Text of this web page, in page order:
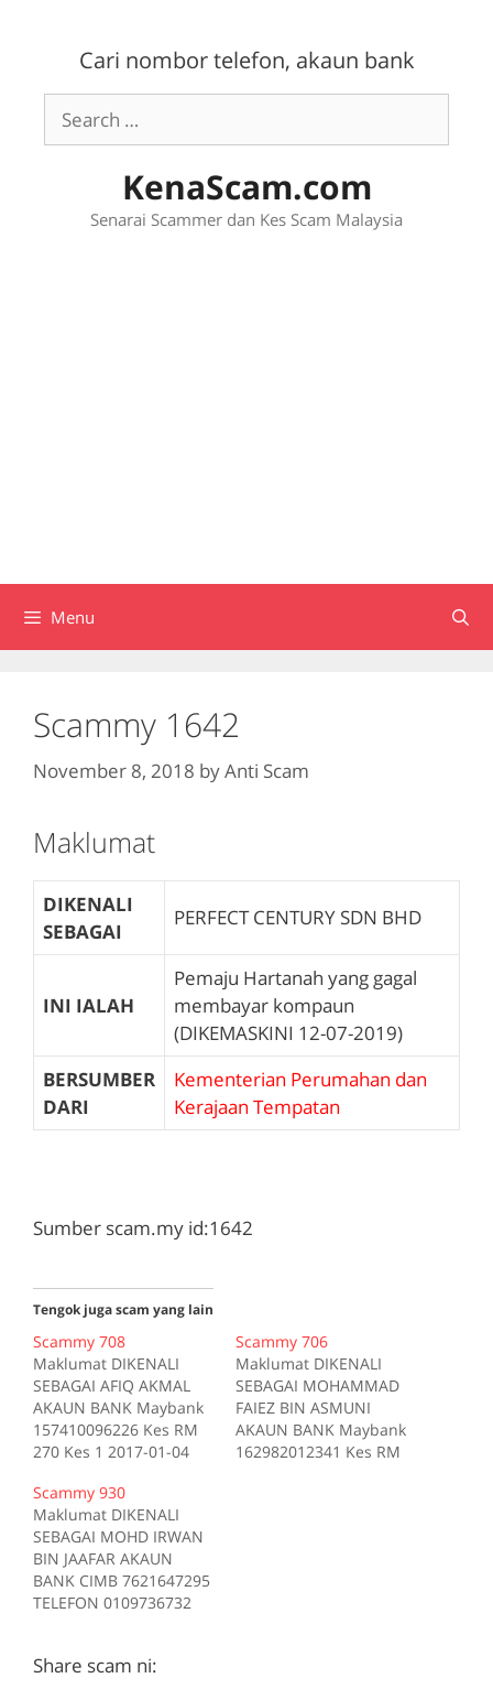
Cari nombor telefon, akaun bank
Search
for:
KenaScam.com
Senarai Scammer dan Kes Scam Malaysia
Menu
Scammy 1642
November 8, 2018 byAnti Scam
Maklumat
DIKENALI
SEBAGAI
PERFECT CENTURY SDN BHD
INI IALAH
Pemaju Hartanah yang gagal
membayar kompaun
(DIKEMASKINI 12-07-2019)
BERSUMBER
DARI
Kementerian Perumahan dan
Kerajaan Tempatan
Sumber scam.my id:1642
Tengok juga scam yang lain
Scammy 708
Maklumat DIKENALI
SEBAGAI AFIQ AKMAL
AKAUN BANK Maybank
157410096226 Kes RM
270 Kes 1 2017-01-04
Sumber scam.my id:708
Scammy 706
Maklumat DIKENALI
SEBAGAI MOHAMMAD
FAIEZ BIN ASMUNI
AKAUN BANK Maybank
162982012341 Kes RM
Scammy 930
Maklumat DIKENALI
SEBAGAI MOHD IRWAN
BIN JAAFAR AKAUN
BANK CIMB 7621647295
TELEFON 0109736732
deskripsi Sumber
Share scam ni: